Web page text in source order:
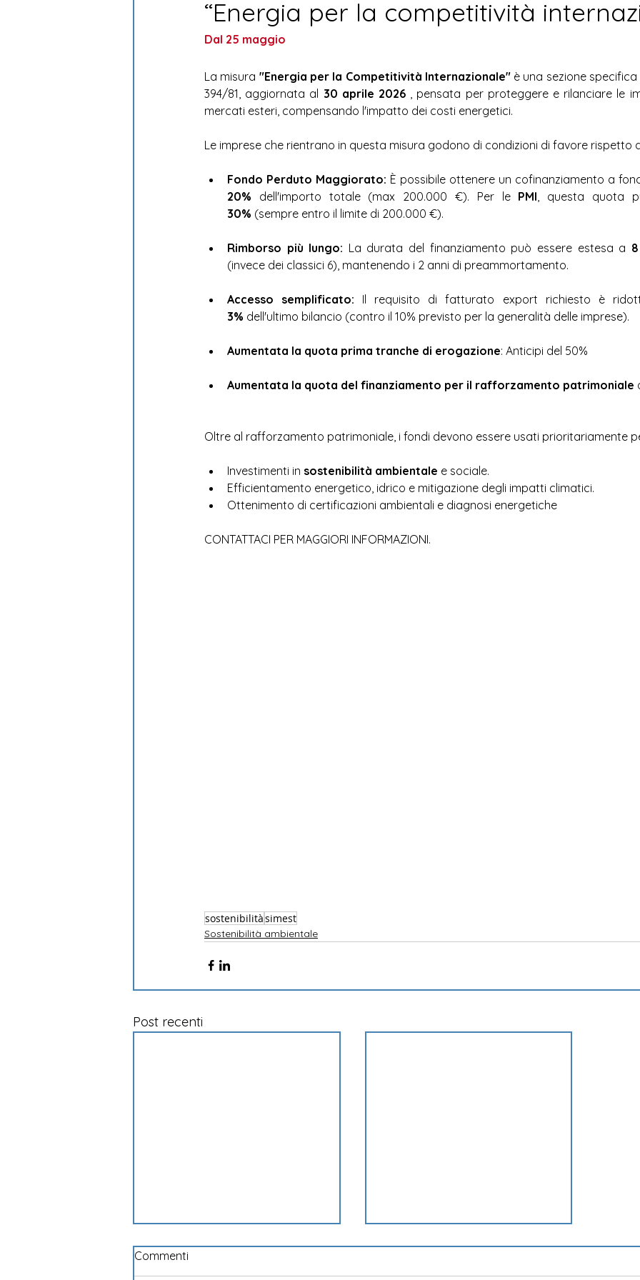
Sostenibilità ambientale Sport Cultura Agricoltura
“Energia per la competitività
Dal 25 maggio
La misura "Energia per la Competitività Internazionale" è una sezione specifica
394/81, aggiornata al 30 aprile 2026 , pensata per proteggere e rilanciare le
mercati esteri, compensando l'impatto dei costi energetici.
Le imprese che rientrano in questa misura godono di condizioni di favore rispetto
Fondo Perduto Maggiorato:
20% dell'importo totale (max 200.000 €). Per le PMI
30% (sempre entro il limite di 200.000 €).
Rimborso più lungo: La durata del finanziamento può essere estesa a
(invece dei classici 6), mantenendo i 2 anni di preammortamento.
Accesso semplificato:
3% dell'ultimo bilancio (contro il 10% previsto per la generalità delle imprese).
Aumentata la quota prima tranche di erogazione: Anticipi del 50%
Aumentata la quota del finanziamento per il rafforzamento patrimoniale
Oltre al rafforzamento patrimoniale, i fondi devono essere usati prioritariamente
Investimenti in sostenibilità ambientale e sociale.
Efficientamento energetico, idrico e mitigazione degli impatti climatici.
Ottenimento di certificazioni ambientali e diagnosi energetiche
CONTATTACI PER MAGGIORI INFORMAZIONI.
sostenibilitàsimest
Sostenibilità ambientale
Post recenti
Commenti